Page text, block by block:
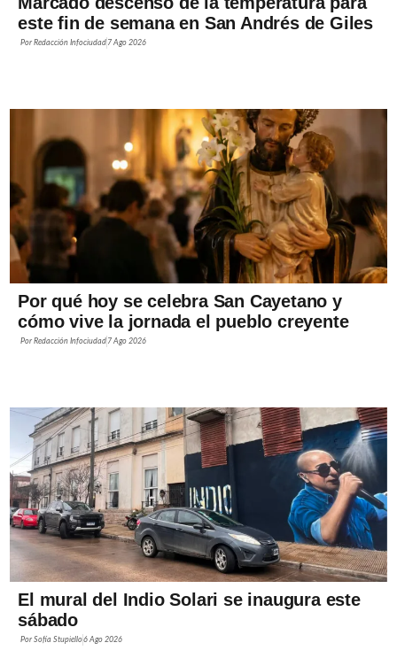
este fin de semana en San Andrés de Giles
PorRedacción Infociudad 7 Ago 2026
Por qué hoy se celebra San Cayetano y
cómo vive la jornada el pueblo creyente
PorRedacción Infociudad 7 Ago 2026
El mural del Indio Solari se inaugura este
sábado
PorSofía Stupiello6 Ago 2026